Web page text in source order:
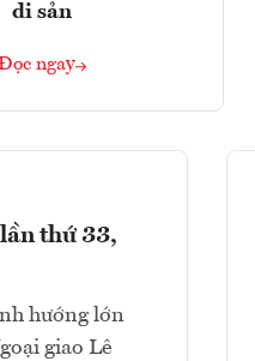
di sản
ngay
thứ 33,
hướng lớn
giao Lê